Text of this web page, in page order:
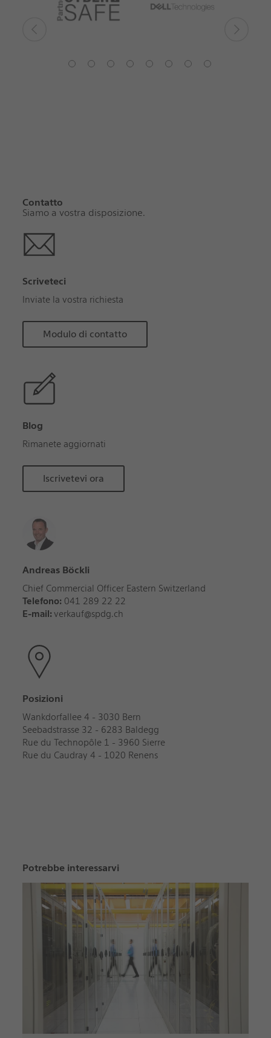
Contatto
Siamo a vostra disposizione.
Scriveteci
Inviate la vostra richiesta
Modulo di contatto
Blog
Rimanete aggiornati
Iscrivetevi ora
Andreas Böckli
Chief Commercial Officer Eastern Switzerland
Telefono:041 289 22 22
E-mail:verkauf@spdg.ch
Posizioni
Wankdorfallee 4 - 3030 Bern
Seebadstrasse 32 - 6283 Baldegg
Rue du Technopôle 1 - 3960 Sierre
Rue du Caudray 4 - 1020 Renens
Potrebbe interessarvi